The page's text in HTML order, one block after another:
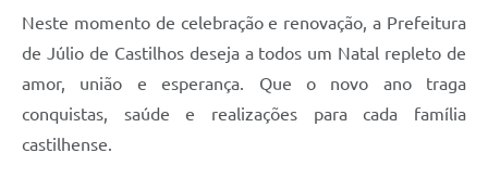
Galeria de Fotos
Notícias
Neste momento de celebração e renovação, a Prefeitura
de Júlio de Castilhos deseja a todos um Natal repleto de
amor, união e esperança. Que o novo ano traga
conquistas, saúde e realizações para cada família
castilhense.